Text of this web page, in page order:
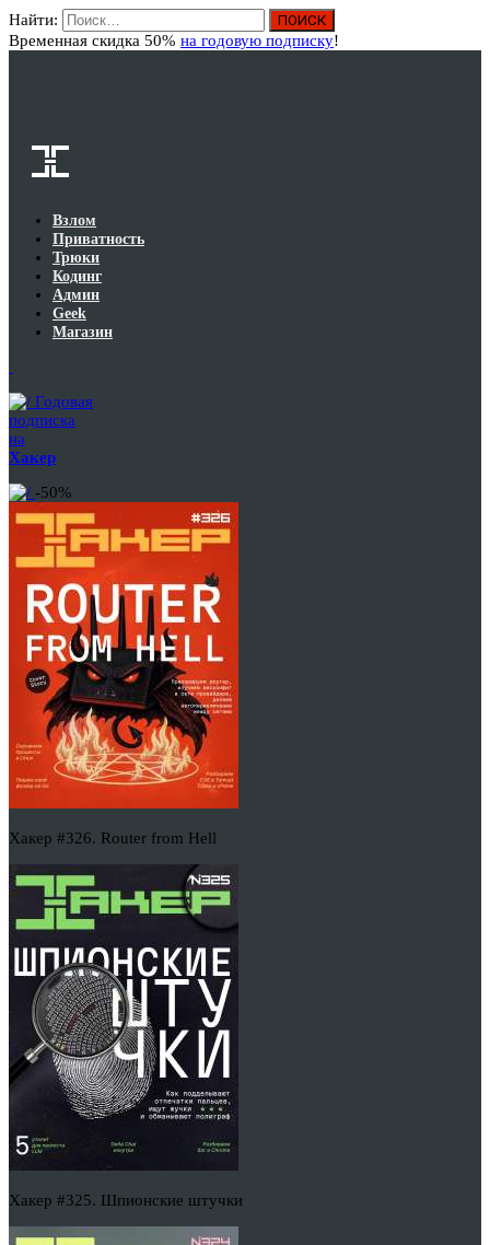
Найти:
Временная скидка 50% на годовую подписку!
Взлом
Приватность
Трюки
Кодинг
Админ
Geek
Магазин
Годовая
подписка
на
Хакер
-50%
Хакер #326. Router from Hell
Хакер #325. Шпионские штучки